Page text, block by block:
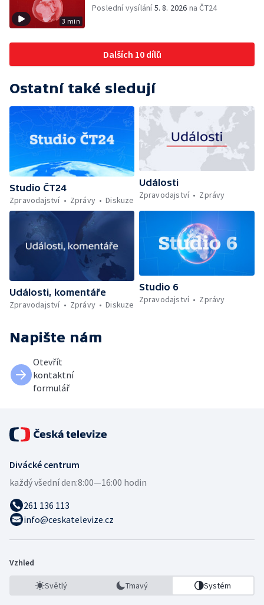
3 min
Poslední vysílání5. 8. 2026 na ČT24
Dalších 10 dílů
Ostatní také sledují
Studio ČT24
Zpravodajství
Zprávy Diskuze
Události
Zpravodajství
Zprávy
Události, komentáře
Zpravodajství
Zprávy Diskuze
Studio 6
Zpravodajství
Zprávy
Napište nám
Otevřít
kontaktní
formulář
Divácké centrum
každý všední den:8:00—16:00 hodin
261 136 113
info@ceskatelevize.cz
Vzhled
Světlý Tmavý Systém